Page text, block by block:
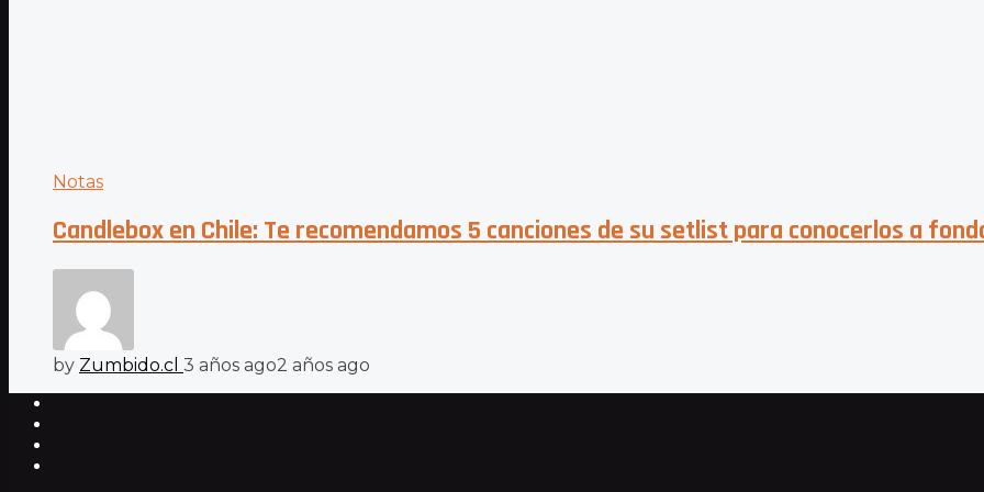
Notas
Candlebox en Chile: Te recomendamos 5 canciones de su setlist para conocerlos a
by Zumbido.cl 3 años ago2 años ago